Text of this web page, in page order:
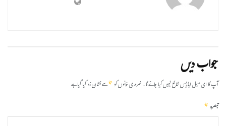
جواب دیں
آپ کا ای میل ایڈریس شائع نہیں کیا جائے گا۔ضروری خانوں کو*سے نشان زد کیا گیا ہے
تبصرہ*